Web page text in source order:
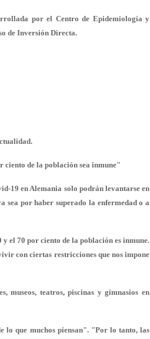
por el Centro de Epidemiología y
de Inversión Directa.
ciento de la población sea inmune"
19 en Alemania solo podrán levantarse en
por haber superado la enfermedad o a
el 70 por ciento de la población es inmune.
con ciertas restricciones que nos impone
museos, teatros, piscinas y gimnasios en
lo que muchos piensan". "Por lo tanto, las